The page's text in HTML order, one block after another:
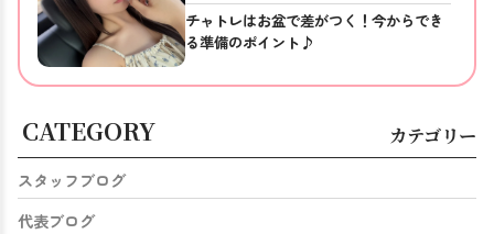
チャトレはお盆で差がつく！今からでき
る準備のポイント♪
CATEGORY カテゴリー
スタッフブログ
代表ブログ